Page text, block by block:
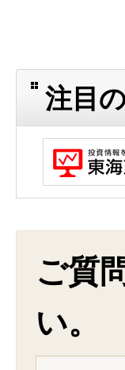
注目
ご質
い。